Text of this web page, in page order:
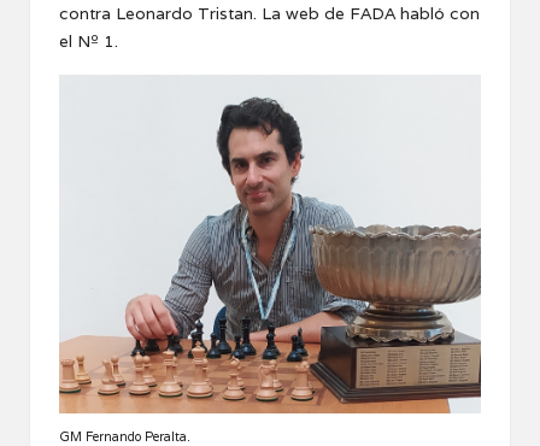
contra Leonardo Tristan. La web de FADA habló con
el Nº 1.
GM Fernando Peralta.